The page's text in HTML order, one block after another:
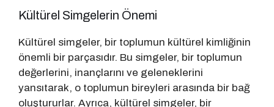
Kültürel Simgelerin Önemi
Kültürel simgeler, bir toplumun kültürel kimliğinin
önemli bir parçasıdır. Bu simgeler, bir toplumun
değerlerini, inançlarını ve geleneklerini
yansıtarak, o toplumun bireyleri arasında bir bağ
oluştururlar. Ayrıca, kültürel simgeler, bir